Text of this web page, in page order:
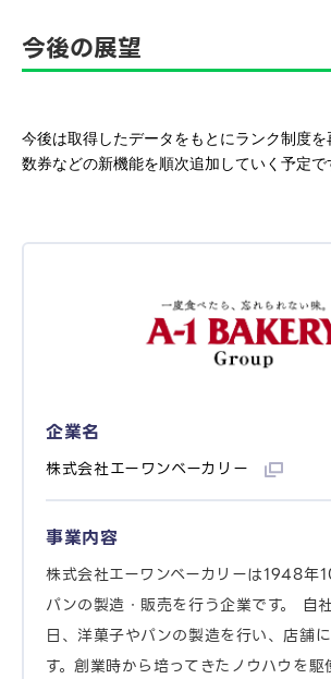
今後の展望
今後は取得したデータをもとにランク制度を
数券などの新機能を順次追加していく予定で
企業名
株式会社エーワンベーカリー
事業内容
株式会社エーワンベーカリーは1948年
パンの製造・販売を行う企業です。 自
日、洋菓子やパンの製造を行い、店舗
す。創業時から培ってきたノウハウを駆